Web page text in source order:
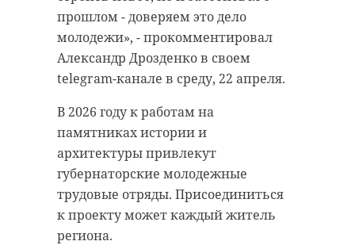
прошлом - доверяем это дело
молодежи», - прокомментировал
Александр Дрозденко в своем
telegram-канале в среду, 22 апреля.
В 2026 году к работам на
памятниках истории и
архитектуры привлекут
губернаторские молодежные
трудовые отряды. Присоединиться
к проекту может каждый житель
региона.